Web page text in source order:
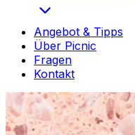
Angebot & Tipps
Über Picnic
Fragen
Kontakt